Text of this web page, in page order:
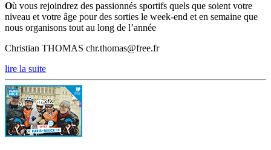
Où vous rejoindrez des passionnés sportifs quels que soient votre
niveau et votre âge pour des sorties le week-end et en semaine que
nous organisons tout au long de l’année
Christian THOMAS chr.thomas@free.fr
lire la suite